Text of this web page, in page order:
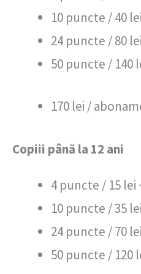
10 puncte / 40
24 puncte / 80
50 puncte / 140
170 lei /
Copiii până la 12 ani
4 puncte / 15 lei
10 puncte / 35
24 puncte / 70
50 puncte / 120